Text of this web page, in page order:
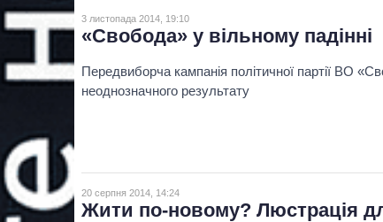
3 листопада 2014, 19:10
«Свобода» у вільному падінні
Передвиборча кампанія політичної партії ВО
неоднозначного результату
20 серпня 2014, 14:24
Жити по-новому? Люстрація